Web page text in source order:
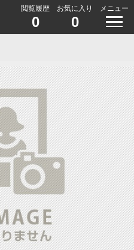
閲覧履歴
0
お気に入り
0
メニュー